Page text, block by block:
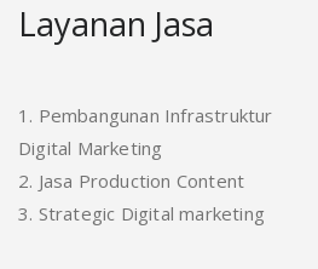
Layanan Jasa
1. Pembangunan Infrastruktur
Digital Marketing
2. Jasa Production Content
3. Strategic Digital marketing